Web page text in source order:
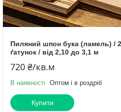
Пиляний шпон бука (ламель) /
ґатунок / від 2,10 до 3,1 м
720 ₴/кв.м
В наявності Оптом і в роздріб
Купити